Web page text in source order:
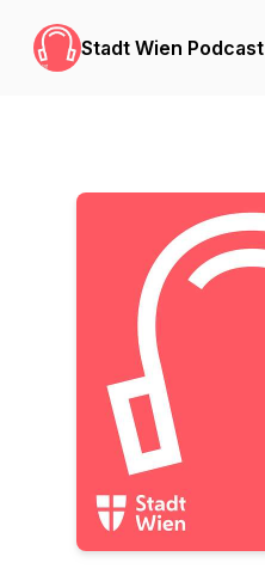
Stadt Wien Podcast